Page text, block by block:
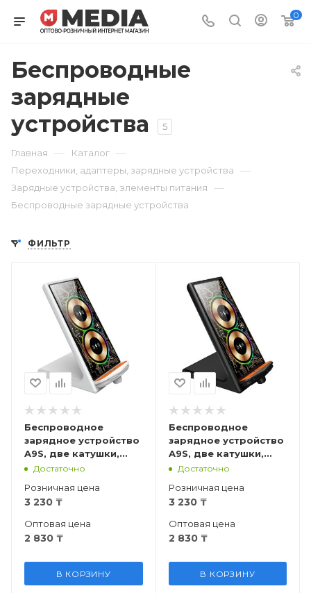
0
Беспроводные
зарядные
устройства
5
Главная — Каталог —
Переходники, адаптеры, зарядные устройства —
Зарядные устройства, элементы питания —
Беспроводные зарядные устройства
ФИЛЬТР
Беспроводное
зарядное устройство
A9S, две катушки,
белая
Достаточно
Розничная цена
3 230 ₸
Оптовая цена
2 830 ₸
В КОРЗИНУ
Беспроводное
зарядное устройство
A9S, две катушки,
чёрная
Достаточно
Розничная цена
3 230₸
Оптовая цена
2 830₸
В КОРЗИНУ